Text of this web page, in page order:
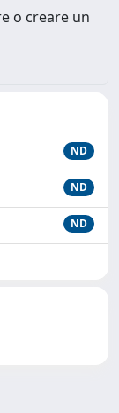
o creare un
ND
ND
ND